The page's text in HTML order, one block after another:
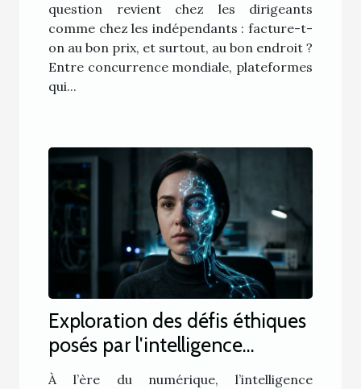
question revient chez les dirigeants
comme chez les indépendants : facture-t-
on au bon prix, et surtout, au bon endroit ?
Entre concurrence mondiale, plateformes
qui...
Exploration des défis éthiques
posés par l'intelligence
artificielle générative
À l’ère du numérique, l’intelligence